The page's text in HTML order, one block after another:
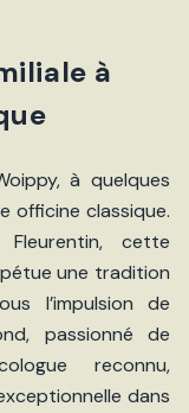
à
à quelques
officine classique.
cette
une tradition
l’impulsion de
passionné de
reconnu,
dans